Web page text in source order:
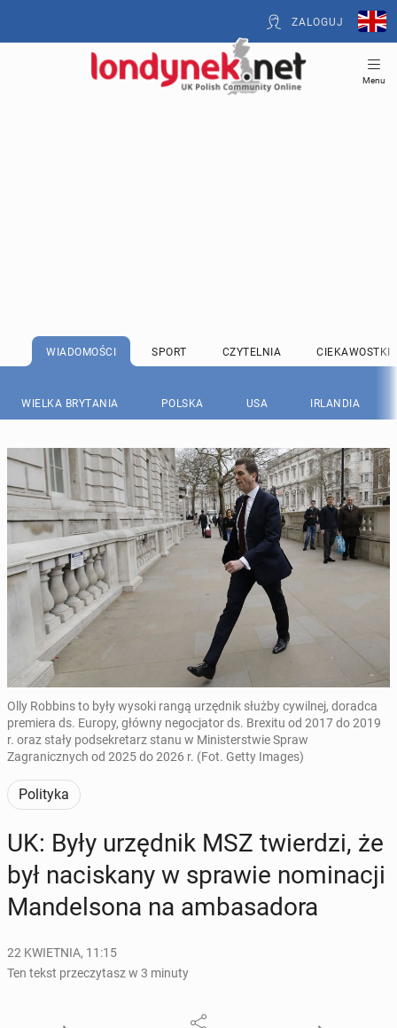
ZALOGUJ
Menu
WIADOMOŚCI SPORT CZYTELNIA CIEKAWOSTKI
WIELKA BRYTANIA POLSKA USA IRLANDIA
Olly Robbins to były wysoki rangą urzędnik służby cywilnej, doradca
premiera ds. Europy, główny negocjator ds. Brexitu od 2017 do 2019
r. oraz stały podsekretarz stanu w Ministerstwie Spraw
Zagranicznych od 2025 do 2026 r. (Fot. Getty Images)
Polityka
UK: Były urzęd­nik MSZ twier­dzi, że
był na­ci­ska­ny w sprawie no­mi­na­cji
Man­del­so­na na am­ba­sa­do­ra
22 KWIETNIA, 11:15
Ten tekst przeczytasz w 3 minuty